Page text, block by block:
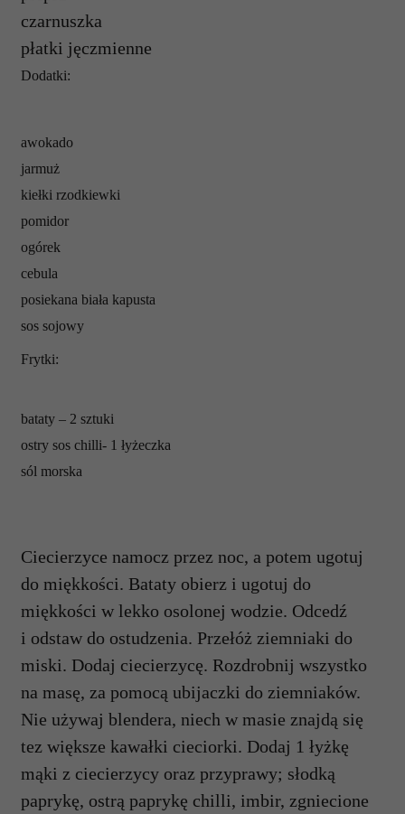
czarnuszka
płatki jęczmienne
Dodatki:
awokado
jarmuż
kiełki rzodkiewki
pomidor
ogórek
cebula
posiekana biała kapusta
sos sojowy
Frytki:
bataty – 2 sztuki
ostry sos chilli- 1 łyżeczka
sól morska
Ciecierzyce namocz przez noc, a potem ugotuj
do miękkości. Bataty obierz i ugotuj do
miękkości w lekko osolonej wodzie. Odcedź
i odstaw do ostudzenia. Przełóż ziemniaki do
miski. Dodaj ciecierzycę. Rozdrobnij wszystko
na masę, za pomocą ubijaczki do ziemniaków.
Nie używaj blendera, niech w masie znajdą się
tez większe kawałki cieciorki. Dodaj 1 łyżkę
mąki z ciecierzycy oraz przyprawy; słodką
paprykę, ostrą paprykę chilli, imbir, zgniecione